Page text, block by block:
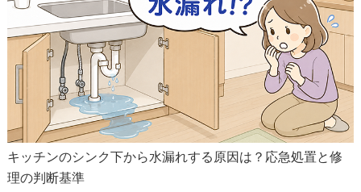
キッチンのシンク下から水漏れする原因は？応急処置と修
理の判断基準